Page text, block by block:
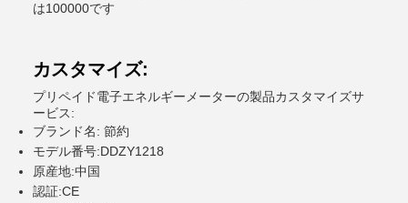
は100000です
カスタマイズ:
プリペイド電子エネルギーメーターの製品カスタマイズサ
ービス:
ブランド名: 節約
モデル番号:DDZY1218
原産地:中国
認証:CE